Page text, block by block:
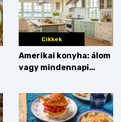
Cikkek
Amerikai konyha: álom
vagy mindennapi
az érveket